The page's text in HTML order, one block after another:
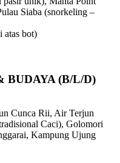
Siaba (snorkeling –
atas bot)
BUDAYA (B/L/D)
Cunca Rii, Air Terjun
Caci), Golomori
Kampung Ujung